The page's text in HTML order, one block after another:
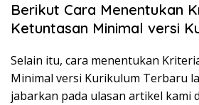
Berikut Cara Menentukan
Ketuntasan Minimal versi
Selain itu, cara menentukan
Minimal versi Kurikulum Terbaru
jabarkan pada ulasan artikel kami